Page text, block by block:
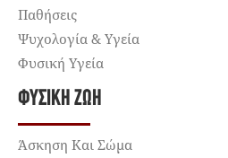
Παθήσεις
Ψυχολογία & Υγεία
Φυσική Υγεία
ΦΥΣΙΚΉ ΖΩΉ
Άσκηση Και Σώμα